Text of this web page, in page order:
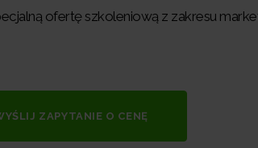
ofertę szkoleniową z zakresu
ZAPYTANIE O CENĘ